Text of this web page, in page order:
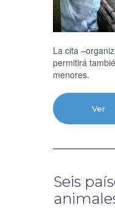
La cita
permitirá
menores.
Ver
Seis